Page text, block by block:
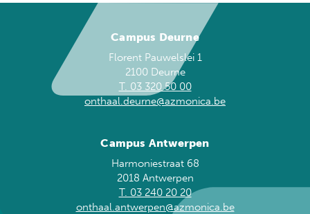
Campus Deurne
Florent Pauwelslei 1
2100 Deurne
T. 03 320 50 00
onthaal.deurne@azmonica.be
Campus Antwerpen
Harmoniestraat 68
2018 Antwerpen
T. 03 240 20 20
onthaal.antwerpen@azmonica.be